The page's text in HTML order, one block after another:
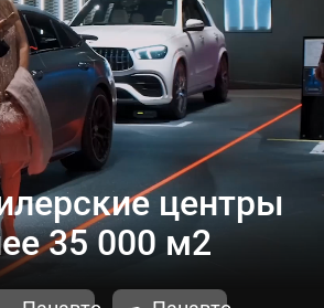
центры
35 000 м2